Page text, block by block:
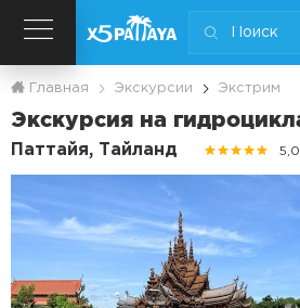
Главная Экскурсии Экстрим
Экскурсия на
Паттайя, Тайланд 5,0